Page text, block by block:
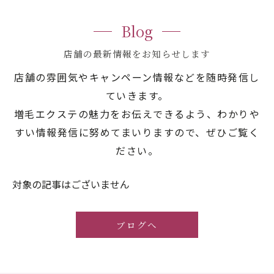
店舗の最新情報をお知らせします
Blog
店舗の雰囲気やキャンペーン情報などを随時発信し
ていきます。
増毛エクステの魅力をお伝えできるよう、わかりや
すい情報発信に努めてまいりますので、ぜひご覧く
ださい。
対象の記事はございません
ブログへ